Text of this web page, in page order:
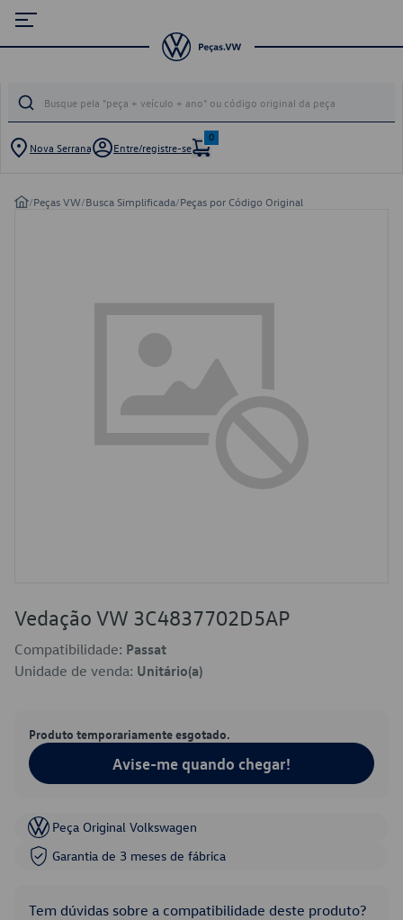
Nova Serrana Entre/registre-se
0
/Peças VW/Busca Simplificada/Peças por Código Original
Vedação VW 3C4837702D5AP
Compatibilidade: Passat
Unidade de venda: Unitário(a)
Produto temporariamente esgotado.
Avise-me quando chegar!
Peça Original Volkswagen
Garantia de 3 meses de fábrica
Tem dúvidas sobre a compatibilidade deste produto?